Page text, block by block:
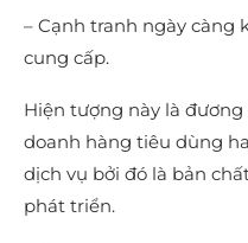
– Cạnh tranh ngày càng
cung cấp.
Hiện tượng này là
doanh hàng tiêu dùng
dịch vụ bởi đó là bản
phát triển.